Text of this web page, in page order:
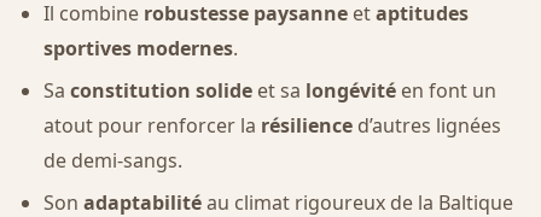
Il combine robustesse paysanneetaptitudes
sportives modernes.
Sa constitution solideet sa longévitéen font un
atout pour renforcer la résilienced’autres lignées
de demi-sangs.
Son adaptabilitéau climat rigoureux de la Baltique